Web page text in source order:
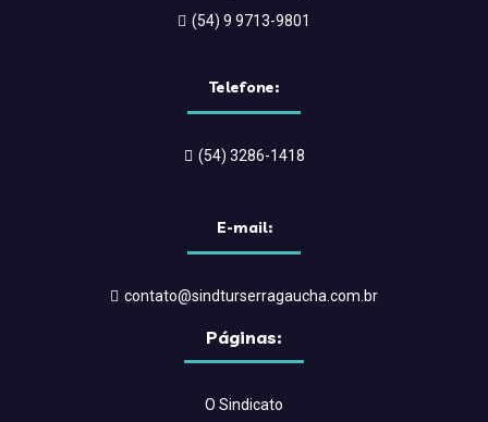
(54) 9 9713-9801
Telefone:
(54) 3286-1418
E-mail:
contato@sindturserragaucha.com.br
Páginas:
O Sindicato